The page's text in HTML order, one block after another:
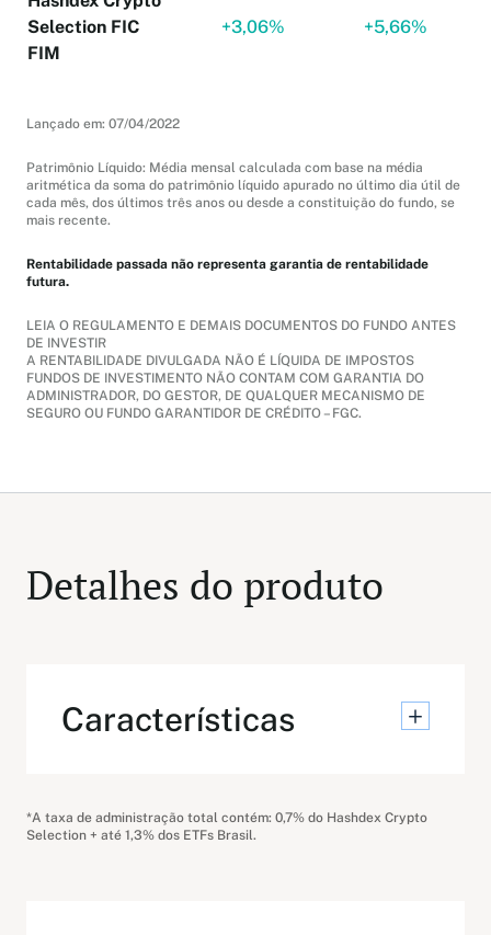
Selection FIC
FIM
+3,06% +5,66%
Lançado em: 07/04/2022
Patrimônio Líquido: Média mensal calculada com base na média
aritmética da soma do patrimônio líquido apurado no último dia útil de
cada mês, dos últimos três anos ou desde a constituição do fundo, se
mais recente.
Rentabilidade passada não representa garantia de rentabilidade
futura.
LEIA O REGULAMENTO E DEMAIS DOCUMENTOS DO FUNDO ANTES
DE INVESTIR
A RENTABILIDADE DIVULGADA NÃO É LÍQUIDA DE IMPOSTOS
FUNDOS DE INVESTIMENTO NÃO CONTAM COM GARANTIA DO
ADMINISTRADOR, DO GESTOR, DE QUALQUER MECANISMO DE
SEGURO OU FUNDO GARANTIDOR DE CRÉDITO – FGC.
Detalhes do produto
Características
*A taxa de administração total contém: 0,7% do Hashdex Crypto
Selection + até 1,3% dos ETFs Brasil.